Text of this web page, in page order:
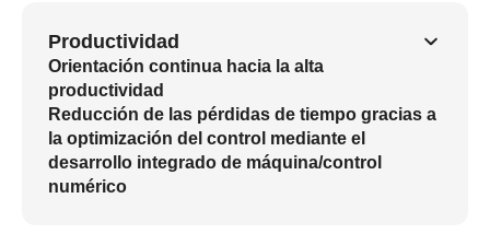
Productividad
Orientación continua hacia la alta
productividad
Reducción de las pérdidas de tiempo gracias a
la optimización del control mediante el
desarrollo integrado de máquina/control
numérico